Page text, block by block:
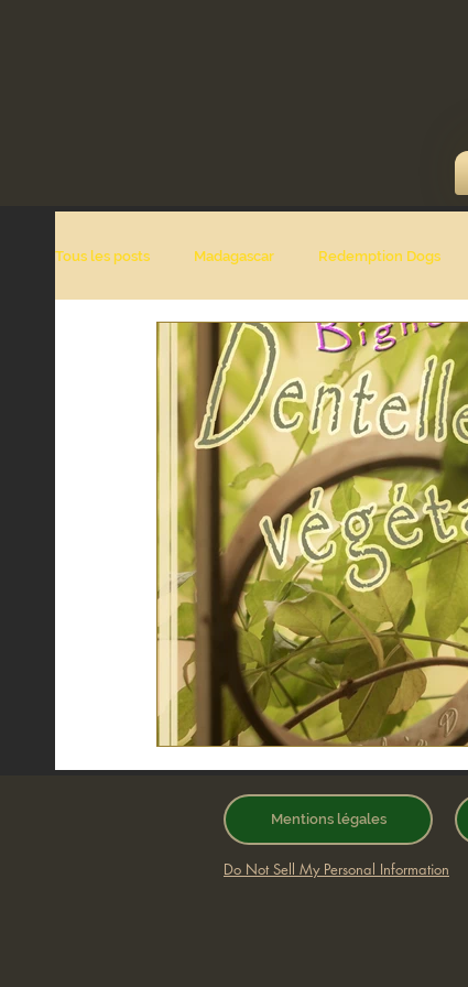
Tous les posts Madagascar Redemption Dogs
Mentions légales
Do Not Sell My Personal Information